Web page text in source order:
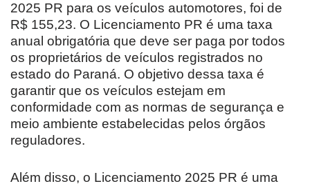
2025 PR para os veículos automotores, foi de
R$ 155,23. O Licenciamento PR é uma taxa
anual obrigatória que deve ser paga por todos
os proprietários de veículos registrados no
estado do Paraná. O objetivo dessa taxa é
garantir que os veículos estejam em
conformidade com as normas de segurança e
meio ambiente estabelecidas pelos órgãos
reguladores.
Além disso, o Licenciamento 2025 PR é uma